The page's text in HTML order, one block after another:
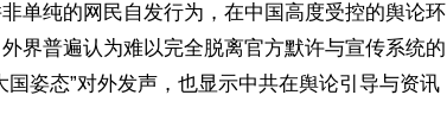
单纯的网民自发行为，在中国高度受控的舆论环
界普遍认为难以完全脱离官方默许与宣传系统的
姿态”对外发声，也显示中共在舆论引导与资讯